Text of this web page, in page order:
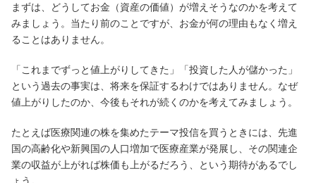
サービスのご案内 ログイン
（たいこうNaviをご利用のお客さま向け）
サービスのご案内 ログイン （※）
※たいこうNaviはウェルスナビ株式会社が提供するサービスです。
これより先のページは、ウェルスナビ株式会社が運営するサイトとなりま
す。
まずは、どうしてお金（資産の価値）が増えそうなのかを考えて
みましょう。当たり前のことですが、お金が何の理由もなく増え
ることはありません。
「これまでずっと値上がりしてきた」「投資した人が儲かった」
という過去の事実は、将来を保証するわけではありません。なぜ
値上がりしたのか、今後もそれが続くのかを考えてみましょう。
たとえば医療関連の株を集めたテーマ投信を買うときには、先進
国の高齢化や新興国の人口増加で医療産業が発展し、その関連企
業の収益が上がれば株価も上がるだろう、という期待があるでし
ょう。